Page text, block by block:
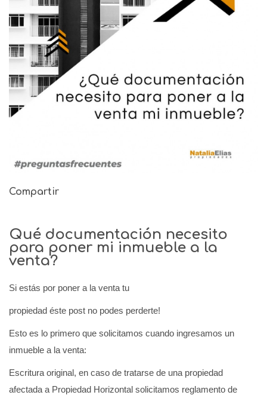
Compartir
Qué documentación necesito
para poner mi inmueble a la
venta?
Si estás por poner a la venta tu
propiedad éste post no podes perderte!
Esto es lo primero que solicitamos cuando ingresamos un
inmueble a la venta:
Escritura original, en caso de tratarse de una propiedad
afectada a Propiedad Horizontal solicitamos reglamento de